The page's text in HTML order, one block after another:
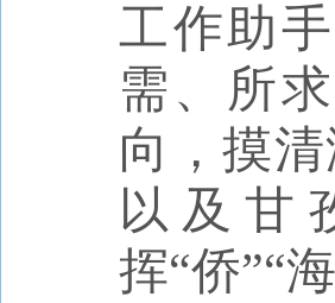
工作助
需、所
向，摸
以及甘
挥“侨”“